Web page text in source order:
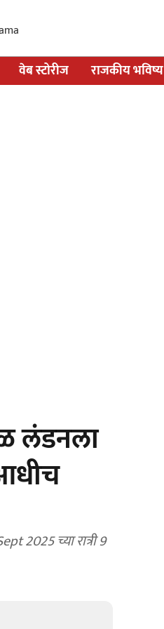
वेब स्टोरीज राजकीय भविष्य
लंडनला
2025 च्या रात्री 9